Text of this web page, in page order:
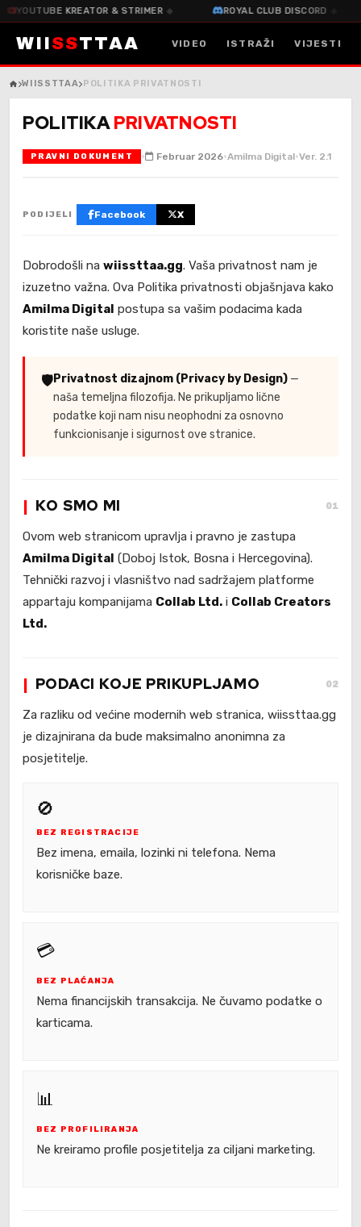
KREATOR & STRIMER ◆ ROYAL CLUB DISCORD ◆
WIISSTTAA VIDEO ISTRAŽI VIJESTI
WIISSTTAA POLITIKA PRIVATNOSTI
POLITIKAPRIVATNOSTI
PRAVNI DOKUMENT · Februar 2026·Amilma Digital·Ver. 2.1
PODIJELI Facebook X
Dobrodošli na wiissttaa.gg. Vaša privatnost nam je
izuzetno važna. Ova Politika privatnosti objašnjava kako
Amilma Digital postupa sa vašim podacima kada
koristite naše usluge.
🛡️Privatnost dizajnom (Privacy by Design) —
naša temeljna filozofija. Ne prikupljamo lične
podatke koji nam nisu neophodni za osnovno
funkcionisanje i sigurnost ove stranice.
KO SMO MI 01
Ovom web stranicom upravlja i pravno je zastupa
Amilma Digital (Doboj Istok, Bosna i Hercegovina).
Tehnički razvoj i vlasništvo nad sadržajem platforme
appartaju kompanijama Collab Ltd. i Collab Creators
Ltd.
PODACI KOJE PRIKUPLJAMO 02
Za razliku od većine modernih web stranica, wiissttaa.gg
je dizajnirana da bude maksimalno anonimna za
posjetitelje.
🚫
BEZ REGISTRACIJE
Bez imena, emaila, lozinki ni telefona. Nema
korisničke baze.
💳
BEZ PLAĆANJA
Nema financijskih transakcija. Ne čuvamo podatke o
karticama.
📊
BEZ PROFILIRANJA
Ne kreiramo profile posjetitelja za ciljani marketing.